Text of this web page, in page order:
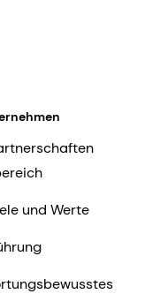
und Werte